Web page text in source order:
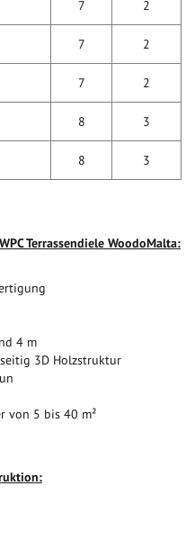
7 2
7 2
7 2
8 3
8 3
Terrassendiele WoodoMalta:
4 m
3D Holzstruktur
von 5 bis 40 m²